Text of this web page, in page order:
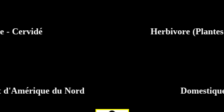
- Cervidé Herbivore
d'Amérique du Nord